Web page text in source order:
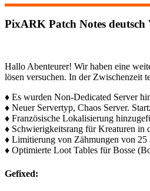
PixARK Patch Notes deutsch
Hallo Abenteurer! Wir haben eine
lösen versuchen. In der Zwischenzeit
♦ Es wurden Non-Dedicated Server
♦ Neuer Servertyp, Chaos Server.
♦ Französische Lokalisierung
♦ Schwierigkeitsrang für Kreaturen in
♦ Limitierung von Zähmungen von 25
♦ Optimierte Loot Tables für Bosse
Gefixed: